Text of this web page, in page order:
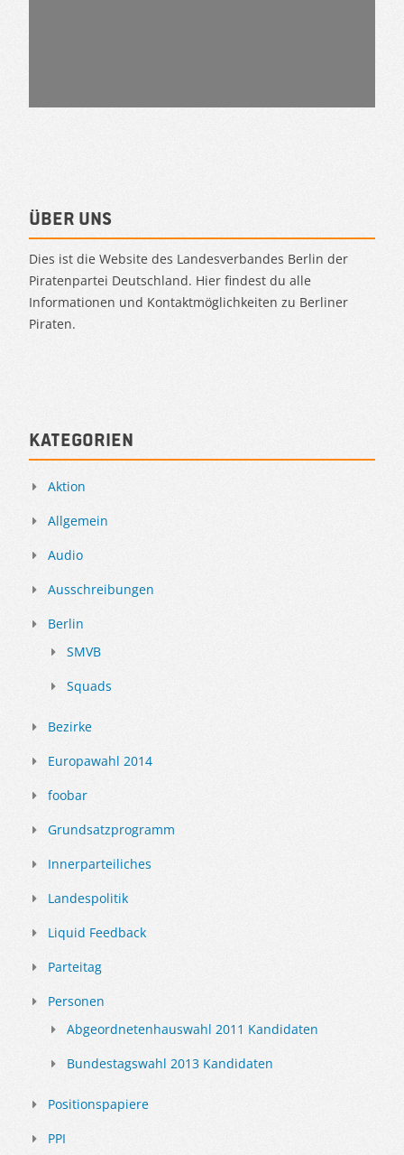
Über uns
Dies ist die Website des Landesverbandes Berlin der
Piratenpartei Deutschland. Hier findest du alle
Informationen und Kontaktmöglichkeiten zu Berliner
Piraten.
Kategorien
Aktion
Allgemein
Audio
Ausschreibungen
Berlin
SMVB
Squads
Bezirke
Europawahl 2014
foobar
Grundsatzprogramm
Innerparteiliches
Landespolitik
Liquid Feedback
Parteitag
Personen
Abgeordnetenhauswahl 2011 Kandidaten
Bundestagswahl 2013 Kandidaten
Positionspapiere
PPI